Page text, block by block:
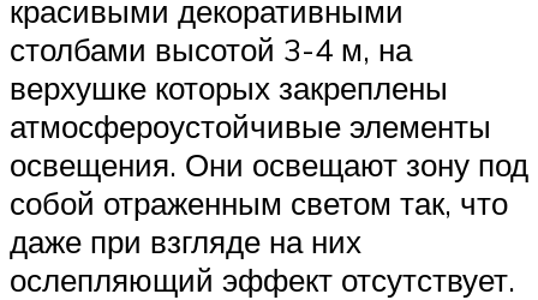
красивыми декоративными
столбами высотой 3-4 м, на
верхушке которых закреплены
атмосфероустойчивые элементы
освещения. Они освещают зону под
собой отраженным светом так, что
даже при взгляде на них
ослепляющий эффект отсутствует.